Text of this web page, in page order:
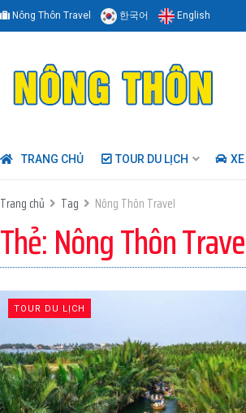
Nông Thôn Travel 한국어 English
TRANG CHỦ TOUR DU LỊCH
Trang chủ Tag Nông Thôn Travel
Thẻ:Nông Thôn
TOUR DU LỊCH